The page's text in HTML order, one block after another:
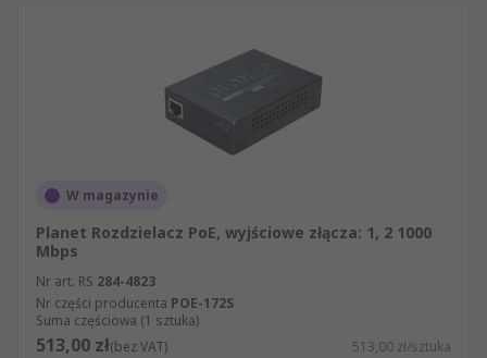
W magazynie
Planet Rozdzielacz PoE, wyjściowe złącza: 1, 2 1000
Mbps
Nr art. RS 284-4823
Nr części producenta POE-172S
Suma częściowa (1 sztuka)
513,00 zł(bez VAT) 513,00 zł/sztuka